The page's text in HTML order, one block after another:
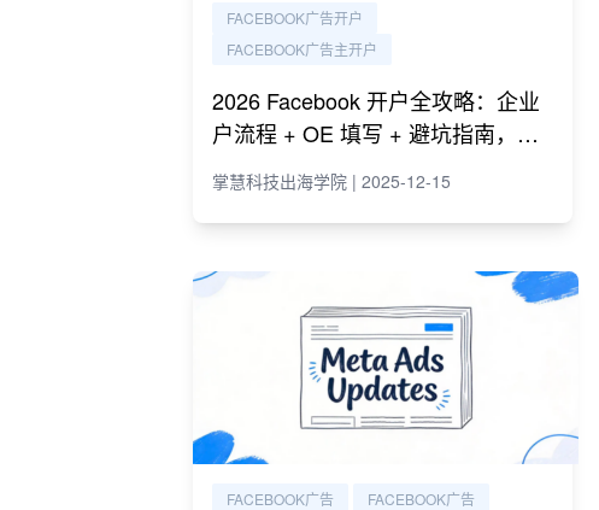
FACEBOOK广告开户
FACEBOOK广告主开户
2026 Facebook 开户全攻略：企业
户流程 + OE 填写 + 避坑指南，新
掌慧科技出海学院 | 2025-12-15
FACEBOOK广告 FACEBOOK广告